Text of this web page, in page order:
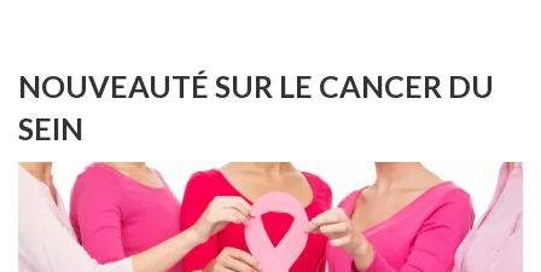
NOUVEAUTÉ SUR LE CANCER DU
SEIN